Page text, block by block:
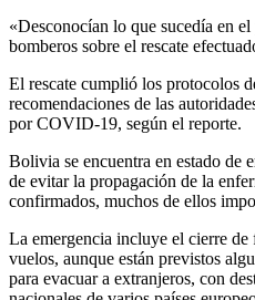
«Desconocían lo que sucedía en
bomberos sobre el rescate
El rescate cumplió los protocolos
recomendaciones de las
por COVID-19, según el reporte.
Bolivia se encuentra en estado de
de evitar la propagación de la
confirmados, muchos de ellos
La emergencia incluye el cierre de
vuelos, aunque están previstos
para evacuar a extranjeros, con